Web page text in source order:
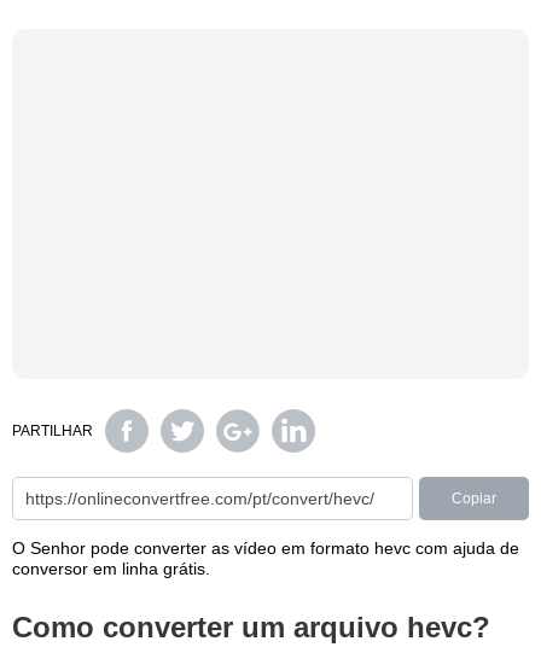
PARTILHAR
Copiar
O Senhor pode converter as vídeo em formato hevc com ajuda de
conversor em linha grátis.
Como converter um arquivo hevc?